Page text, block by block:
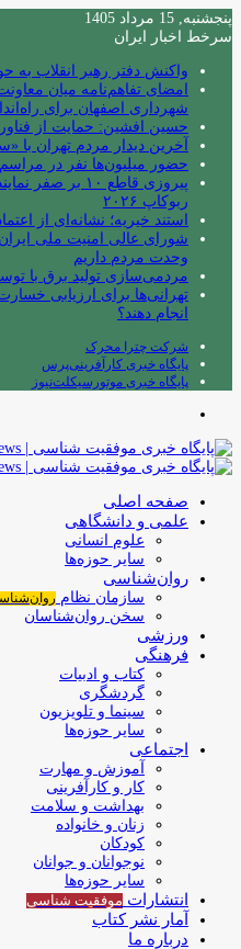
پنجشنبه, 15 مرداد 1405
سرخط اخبار ایران
واکنش دفتر رهبر انقلاب به
امضای تفاهم‌نامه میان
شهرداری اصفهان برای
حسین افشین: حمایت از
آخرین دیدار مردم تهران با
حضور میلیون‌ها نفر در مراسم
پیروزی قاطع ۱۰
ربوکاپ ۲۰۲۶
استند خیریه؛ نشانه‌ای از
شورای عالی امنیت ملی
وحدت مردم داریم
مردمی‌سازی تولید برق با
تهرانی‌ها برای ارزیابی
انجام دهند؟
شرکت چترا محرک
پایگاه خبری کارآفرینی‌پرس
پایگاه خبری موتورسیکلت‌نیوز
صفحه اصلی
علمی و دانشگاهی
علوم انسانی
سایر حوزه‌ها
روان‌شناسی
سازمان نظام
سخن روان‌شناسان
ورزشی
فرهنگی
کتاب و ادبیات
گردشگری
سینما و تلویزیون
سایر حوزه‌ها
اجتماعی
آموزش و مهارت
کار و کارآفرینی
بهداشت و سلامت
زنان و خانواده
کودکان
نوجوانان و جوانان
سایر حوزه‌ها
انتشارات موفقیت‌ شناسی
آمار نشر کتاب
درباره ما